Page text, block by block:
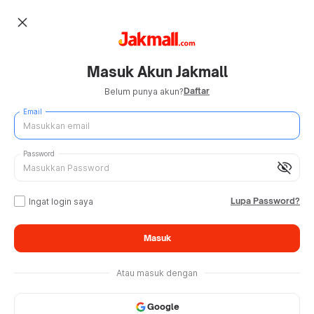
close
Masuk Akun Jakmall
Belum punya akun?Daftar
Email
visibility_off
Password
Ingat login saya Lupa Password?
Masuk
Atau masuk dengan
Google